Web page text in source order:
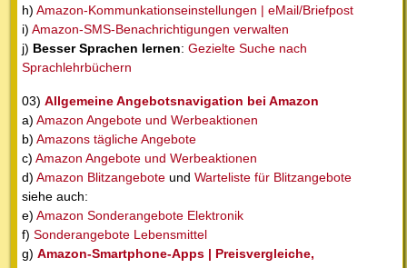
h) Amazon-Kommunkationseinstellungen | eMail/Briefpost
i) Amazon-SMS-Benachrichtigungen verwalten
j) Besser Sprachen lernen: Gezielte Suche nach
Sprachlehrbüchern
03) Allgemeine Angebotsnavigation bei Amazon
a) Amazon Angebote und Werbeaktionen
b) Amazons tägliche Angebote
c) Amazon Angebote und Werbeaktionen
d) Amazon Blitzangebote und Warteliste für Blitzangebote
siehe auch:
e) Amazon Sonderangebote Elektronik
f) Sonderangebote Lebensmittel
g) Amazon-Smartphone-Apps | Preisvergleiche,